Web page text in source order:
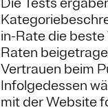
in-Rate die
Raten
Vertrauen beim
Infolgedessen
mit der Website